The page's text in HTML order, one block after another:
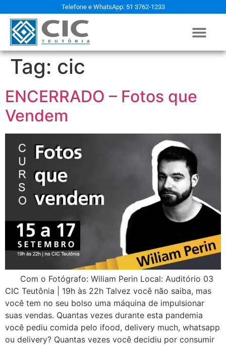
Telefone e WhatsApp: 51 3762-1233
Tag: cic
ENCERRADO – Fotos que
Vendem
Com o Fotógrafo: Wiliam Perin Local: Auditório 03
CIC Teutônia | 19h às 22h Talvez você não saiba, mas
você tem no seu bolso uma máquina de impulsionar
suas vendas. Quantas vezes durante esta pandemia
você pediu comida pelo ifood, delivery much, whatsapp
ou delivery? Quantas vezes você decidiu por consumir